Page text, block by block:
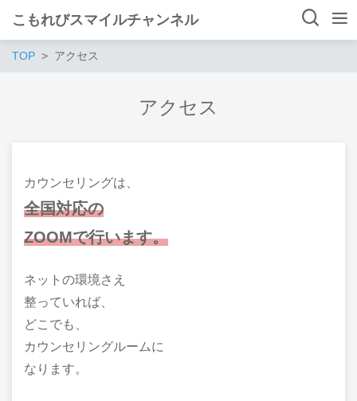
こもれびスマイルチャンネル
TOP アクセス
アクセス
カウンセリングは、
全国対応の
ZOOMで行います。
ネットの環境さえ
整っていれば、
どこでも、
カウンセリングルームに
なります。